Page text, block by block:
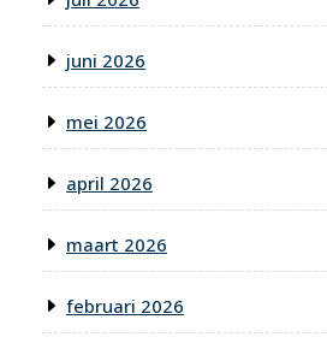
juni 2026
mei 2026
april 2026
maart 2026
februari 2026